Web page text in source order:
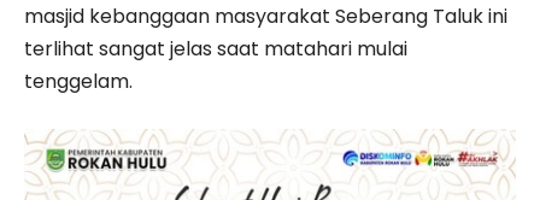
masjid kebanggaan masyarakat Seberang Taluk ini
terlihat sangat jelas saat matahari mulai
tenggelam.